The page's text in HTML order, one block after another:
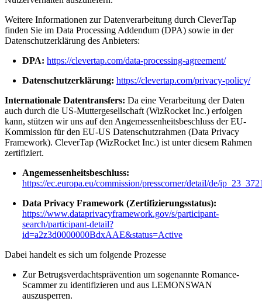
Weitere Informationen zur Datenverarbeitung durch CleverTap
finden Sie im Data Processing Addendum (DPA) sowie in der
Datenschutzerklärung des Anbieters:
DPA: https://clevertap.com/data-processing-agreement/
Datenschutzerklärung: https://clevertap.com/privacy-policy/
Internationale Datentransfers: Da eine Verarbeitung der Daten
auch durch die US-Muttergesellschaft (WizRocket Inc.) erfolgen
kann, stützen wir uns auf den Angemessenheitsbeschluss der EU-
Kommission für den EU-US Datenschutzrahmen (Data Privacy
Framework). CleverTap (WizRocket Inc.) ist unter diesem Rahmen
zertifiziert.
Angemessenheitsbeschluss:
https://ec.europa.eu/commission/presscorner/detail/de/
Data Privacy Framework (Zertifizierungsstatus):
https://www.dataprivacyframework.gov/s/participant-
search/participant-detail?
id=a2z3d0000000BdxAAE&status=Active
Dabei handelt es sich um folgende Prozesse
Zur Betrugsverdachtsprävention um sogenannte Romance-
Scammer zu identifizieren und aus LEMONSWAN
auszusperren.